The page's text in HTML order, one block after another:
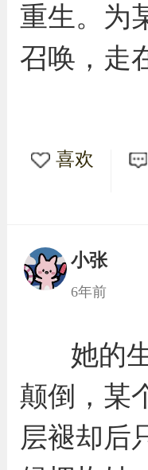
重生。为
召唤，走
喜欢
小张
6年前
她的
颠倒，某
层褪却后